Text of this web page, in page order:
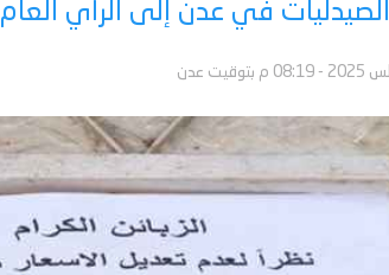
في عدن إلى الرأي العام